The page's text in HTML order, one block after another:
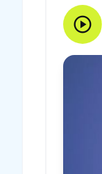
play_circle